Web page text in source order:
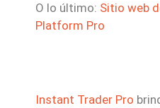
O lo último: Sitio web
Platform Pro
Instant Trader Pro